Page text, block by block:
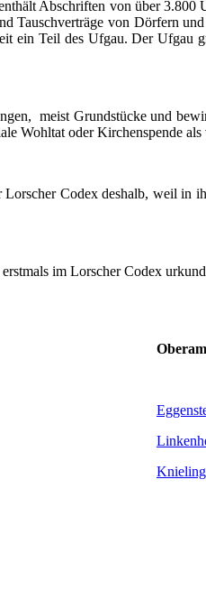
Abschriften von über
Tauschverträge von Dörfern
ein Teil des Ufgau. DerUfgau
meist Grundstücke und
Wohltat oder Kirchenspende
Lorscher Codex deshalb, weil
im Lorscher Codex